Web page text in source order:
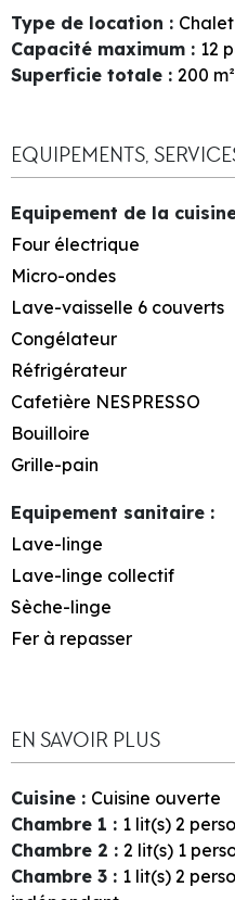
Type de location :
Capacité maximum : 12
Superficie totale : 200 m²
EQUIPEMENTS,
Equipement de la
Four électrique
Micro-ondes
Lave-vaisselle 6 couverts
Congélateur
Réfrigérateur
Cafetière NESPRESSO
Bouilloire
Grille-pain
Equipement sanitaire :
Lave-linge
Lave-linge collectif
Sèche-linge
Fer à repasser
EN SAVOIR PLUS
Cuisine : Cuisine ouverte
Chambre 1 : 1 lit(s) 2
Chambre 2 : 2 lit(s) 1
Chambre 3 : 1 lit(s) 2